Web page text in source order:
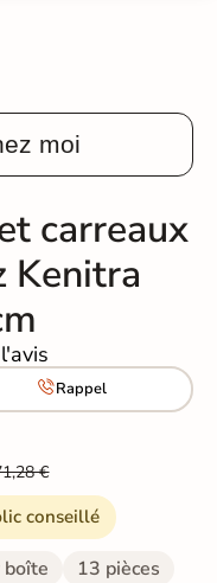
moi
carreaux
Kenitra
Rappel
€
conseillé
boîte 13 pièces